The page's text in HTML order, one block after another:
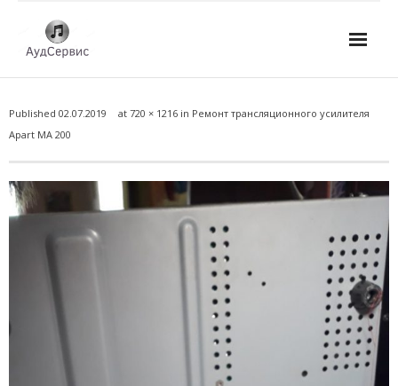
- Ремонт автомагнитол
- Ремонт микшерных пультов и консолей
- Ремонт активной акустики
- Ремонт аудио для клубов, ресторанов, школ
Published 02.07.2019 at 720 × 1216 in Ремонт трансляционного усилителя
Apart MA 200